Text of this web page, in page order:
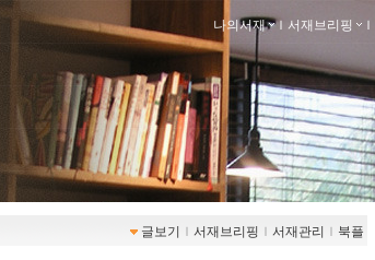
나의서재 ｌ 서재브리핑 ｌ
글보기 ｌ 서재브리핑 ｌ 서재관리 ｌ 북플